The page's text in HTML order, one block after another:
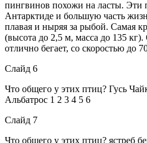
пингвинов похожи на ласты. Эти
Антарктиде и большую часть
плавая и ныряя за рыбой. Самая
(высота до 2,5 м, масса до 135 кг).
отлично бегает, со скоростью до
Слайд 6
Что общего у этих птиц? Гусь
Альбатрос 1 2 3 4 5 6
Слайд 7
Что общего у этих птиц? ястреб